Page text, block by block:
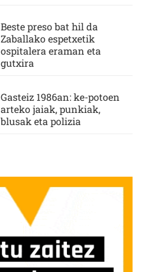
Beste preso bat hil da
Zaballako espetxetik
ospitalera eraman eta
gutxira
Gasteiz 1986an: ke-potoen
arteko jaiak, punkiak,
blusak eta polizia